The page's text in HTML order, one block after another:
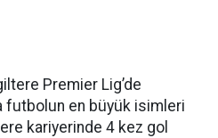
Premier Lig’de
en büyük isimleri
kariyerinde 4 kez gol